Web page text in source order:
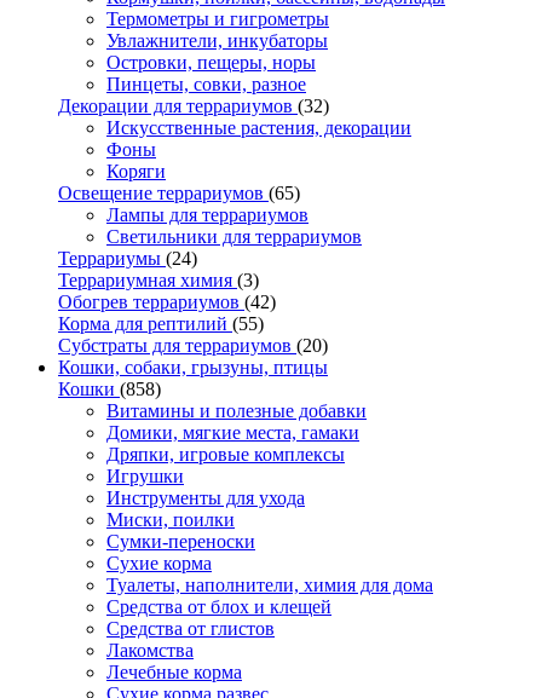
Термометры и гигрометры
Увлажнители, инкубаторы
Островки, пещеры, норы
Пинцеты, совки, разное
Декорации для террариумов (32)
Искусственные растения, декорации
Фоны
Коряги
Освещение террариумов (65)
Лампы для террариумов
Светильники для террариумов
Террариумы (24)
Террариумная химия (3)
Обогрев террариумов (42)
Корма для рептилий (55)
Субстраты для террариумов (20)
Кошки, собаки, грызуны, птицы
Кошки (858)
Витамины и полезные добавки
Домики, мягкие места, гамаки
Дряпки, игровые комплексы
Игрушки
Инструменты для ухода
Миски, поилки
Сумки-переноски
Сухие корма
Туалеты, наполнители, химия для дома
Средства от блох и клещей
Средства от глистов
Лакомства
Лечебные корма
Сухие корма развес